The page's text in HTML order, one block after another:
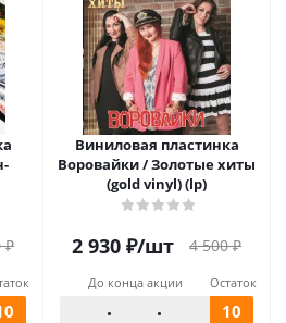
₽
Виниловая пластинка
Воровайки / Золотые хиты
(gold vinyl) (lp)
2 930 ₽/шт 4 500₽
До конца акции Остаток
10